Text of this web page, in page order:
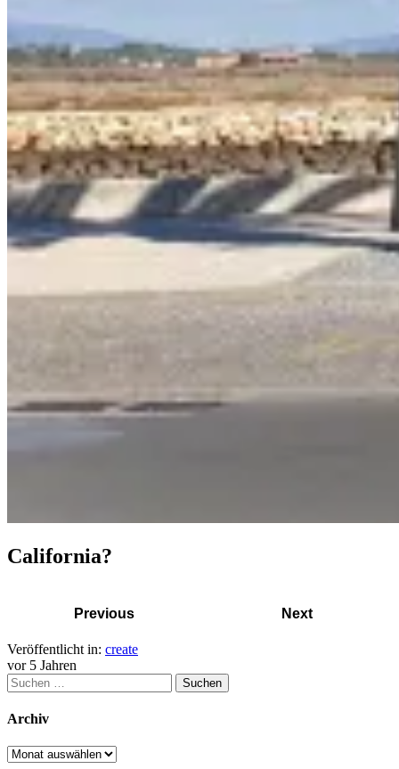
California?
Previous Next
Veröffentlicht in: create
vor 5 Jahren
Suchen
nach:
Archiv
Archiv